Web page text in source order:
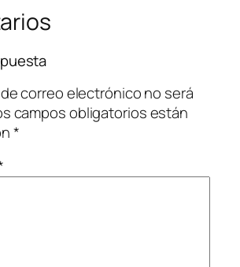
correo electrónico no será
campos obligatorios están
*